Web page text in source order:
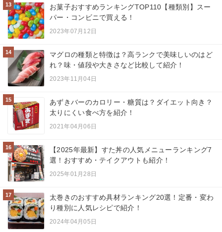
13
お菓子おすすめランキングTOP110【種類別】スー
パー・コンビニで買える！
2023年07月12日
14
マグロの種類と特徴は？高ランクで美味しいのはど
れ？味・値段や大きさなど比較して紹介！
2023年11月04日
15
あずきバーのカロリー・糖質は？ダイエット向き？
太りにくい食べ方を紹介！
2021年04月06日
16
【2025年最新】すた丼の人気メニューランキング7
選！おすすめ・テイクアウトも紹介！
2025年01月28日
17
太巻きのおすすめ具材ランキング20選！定番・変わ
り種別に人気レシピで紹介！
2024年04月05日